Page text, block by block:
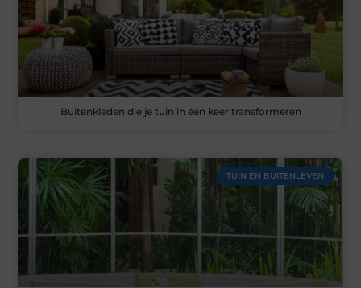
Buitenkleden die je tuin in één keer transformeren
TUIN EN BUITENLEVEN